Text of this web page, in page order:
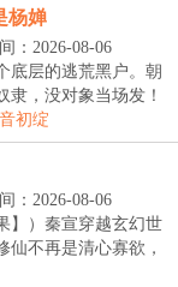
杨婵
：2026-08-06
底层的逃荒黑户。朝
隶，没对象当场发！
初绽
：2026-08-06
】）秦宣穿越玄幻世
仙不再是清心寡欲，